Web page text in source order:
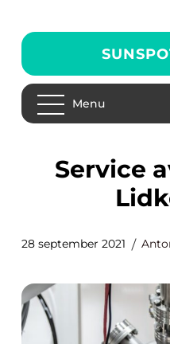
Menu
Service av pumpar i
28 september 2021